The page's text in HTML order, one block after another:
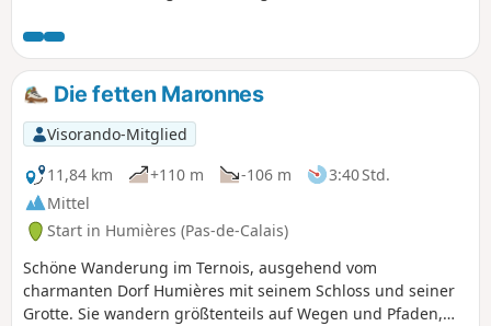
Die fetten Maronnes
Visorando-Mitglied
11,84 km
+110 m -106 m
3:40 Std.
Mittel
Start in Humières (Pas-de-Calais)
Schöne Wanderung im Ternois, ausgehend vom
charmanten Dorf Humières mit seinem Schloss und seiner
Grotte. Sie wandern größtenteils auf Wegen und Pfaden,